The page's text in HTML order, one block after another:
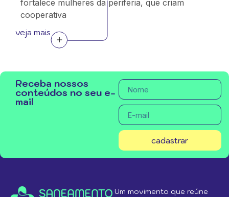
fortalece mulheres da periferia, que criam
cooperativa
veja mais
Receba nossos
conteúdos no seu e-
mail
cadastrar
Um movimento que reúne